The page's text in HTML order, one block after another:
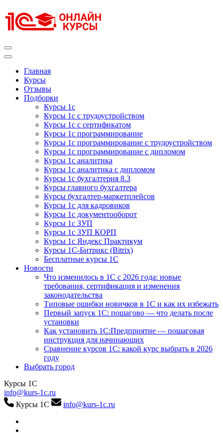
к
содержимому
Главная
Курсы
Отзывы
Подборки
Курсы 1с
Курсы 1с с трудоустройством
Курсы 1с с сертификатом
Курсы 1с программирование
Курсы 1с программирование с трудоустройством
Курсы 1с программирование с дипломом
Курсы 1с аналитика
Курсы 1с аналитика с дипломом
Курсы 1с бухгалтерия 8.3
Курсы главного бухгалтера
Курсы бухгалтер-маркетплейсов
Курсы 1с для кадровиков
Курсы 1с документооборот
Курсы 1с ЗУП
Курсы 1с ЗУП КОРП
Курсы 1с Яндекс Практикум
Курсы 1С-Битрикс (Bitrix)
Бесплатные курсы 1С
Новости
Что изменилось в 1С с 2026 года: новые
требования, сертификация и изменения
законодательства
Типовые ошибки новичков в 1С и как их избежать
Первый запуск 1С: пошагово — что делать после
установки
Как установить 1С:Предприятие — пошаговая
инструкция для начинающих
Сравнение курсов 1С: какой курс выбрать в 2026
году
Выбрать город
Курсы 1С
info@kurs-1c.ru
Курсы 1С
info@kurs-1c.ru